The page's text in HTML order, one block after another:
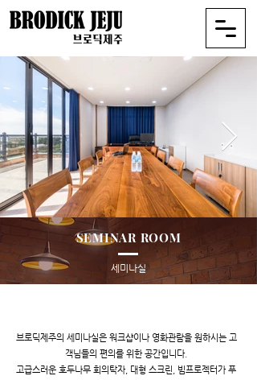
SEMINAR ROOM
세미나실
브로딕제주의 세미나실은 워크샵이나 영화관람을 원하시는 고
객님들의 편의를 위한 공간입니다.
고급스러운 호두나무 회의탁자, 대형 스크린, 빔프로젝터가 푸